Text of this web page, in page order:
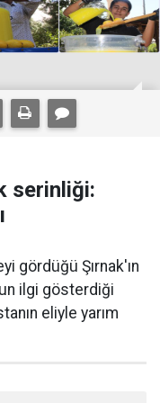
serinliği:
gördüğü Şırnak'ın
ilgi gösterdiği
eliyle yarım